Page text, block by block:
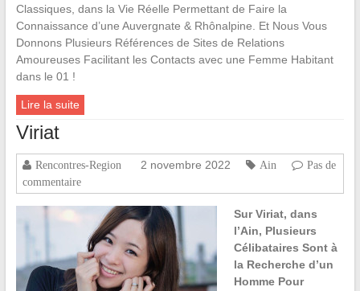
Classiques, dans la Vie Réelle Permettant de Faire la
Connaissance d’une Auvergnate & Rhônalpine. Et Nous Vous
Donnons Plusieurs Références de Sites de Relations
Amoureuses Facilitant les Contacts avec une Femme Habitant
dans le 01 !
Lire la suite
Viriat
Rencontres-Region 2 novembre 2022 Ain
Pas de
commentaire
Sur Viriat, dans
l’Ain, Plusieurs
Célibataires Sont à
la Recherche d’un
Homme Pour